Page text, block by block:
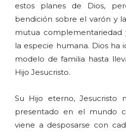
estos planes de Dios,
bendición sobre el varón y
mutua complementariedad
la especie humana. Dios ha
modelo de familia hasta
Hijo Jesucristo.
Su Hijo eterno, Jesucristo
presentado en el mundo
viene a desposarse con